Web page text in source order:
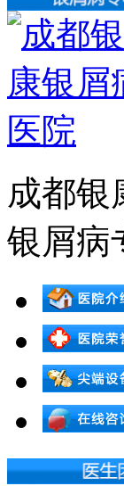
成都银
银屑病